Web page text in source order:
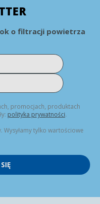
o filtracji powietrza
promocjach, produktach
polityka prywatności.
tylko wartościowe